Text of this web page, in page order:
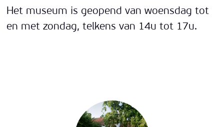
Het museum is geopend van woensdag tot
en met zondag, telkens van 14u tot 17u.